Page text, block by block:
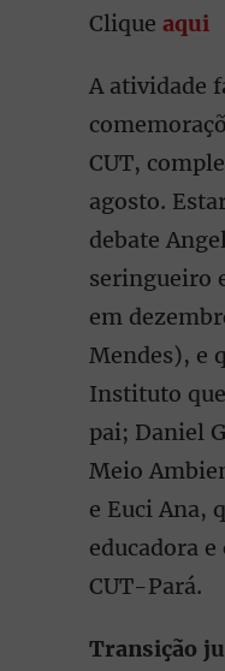
Clique aqui
A atividade
CUT,
agosto.
debate
seringueiro
em
Mendes), e
Instituto
pai; Daniel
Meio
e Euci Ana,
educadora
CUT-Pará.
Transição